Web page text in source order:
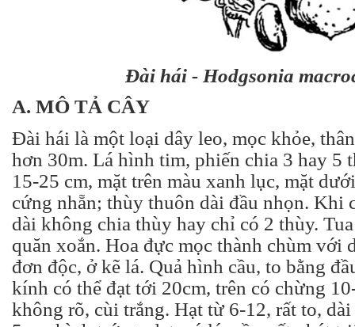
Đài hái - Hodgsonia
A. MÔ TẢ CÂY
Đài hái là một loại dây leo, mọc khỏe,
hơn 30m. Lá hình tim, phiến chia 3 hay 5
15-25 cm, mặt trên màu xanh lục, mặt
cứng nhẵn; thùy thuôn dài đầu nhọn. Khi
dài không chia thùy hay chỉ có 2 thùy.
quăn xoắn. Hoa đực mọc thành chùm với
đơn độc, ở kẽ lá. Quả hình cầu, to bằng
kính có thể đạt tới 20cm, trên có chừng
không rõ, cùi trắng. Hạt từ 6-12, rất to,